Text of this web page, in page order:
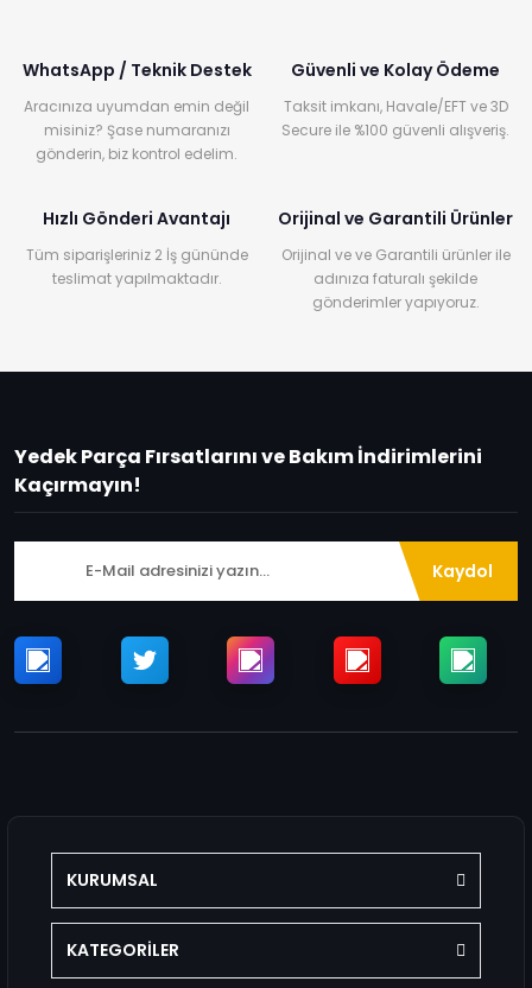
WhatsApp / Teknik Destek
Aracınıza uyumdan emin değil
misiniz? Şase numaranızı
gönderin, biz kontrol edelim.
Güvenli ve Kolay Ödeme
Taksit imkanı, Havale/EFT ve 3D
Secure ile %100 güvenli alışveriş.
Hızlı Gönderi Avantajı
Tüm siparişleriniz 2 İş gününde
teslimat yapılmaktadır.
Orijinal ve Garantili Ürünler
Orijinal ve ve Garantili ürünler ile
adınıza faturalı şekilde
gönderimler yapıyoruz.
Yedek Parça Fırsatlarını ve Bakım İndirimlerini
Kaçırmayın!
Kaydol
KURUMSAL
KATEGORİLER